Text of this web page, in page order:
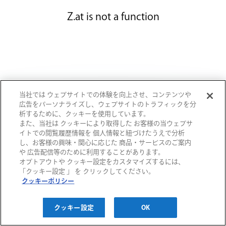
Z.at is not a function
当社では ウェブサイトでの体験を向上させ、コンテンツや
広告をパーソナライズし、ウェブサイトのトラフィックを分
析するために、クッキーを使用しています。
また、当社は クッキーにより取得した お客様の当ウェブサ
イトでの閲覧履歴情報を 個人情報と紐づけたうえで分析
し、お客様の興味・関心に応じた 商品・サービスのご案内
や 広告配信等のために利用することがあります。
オプトアウトや クッキー設定をカスタマイズするには、
「クッキー設定 」 を クリックしてください。
クッキーポリシー
クッキー設定 OK